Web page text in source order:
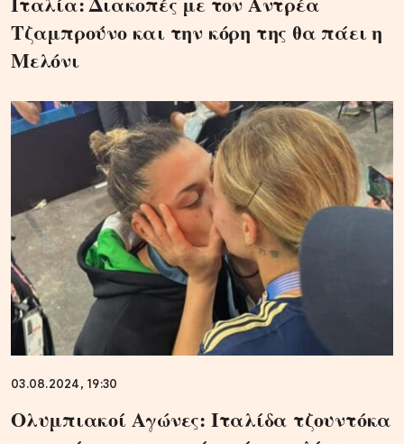
Τζαμπρούνο και την κόρη της θα πάει η
Μελόνι
03.08.2024, 19:30
Ολυμπιακοί Αγώνες: Ιταλίδα τζουντόκα